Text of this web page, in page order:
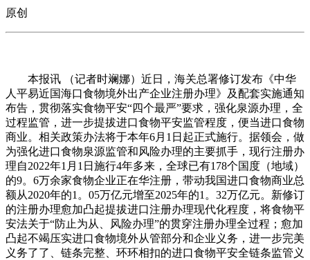
原创
本报讯 （记者时斓娜）近日，海关总署修订发布《中华
人平易近国海口食物境外出产企业注册办理》及配套实施通知
布告，贯彻落实食物平安“四个最严”要求，强化泉源办理，全
过程监管，进一步提拔进口食物平安监管程度，便当进口食物
商业。相关政策办法将于本年6月1日起正式施行。据领会，做
为强化进口食物泉源监管和风险办理的主要抓手，现行注册办
理自2022年1月1日施行4年多来，全球已有178个国度（地域）
的9。6万余家食物企业正在华注册，带动我国进口食物商业总
额从2020年的1。05万亿元增至2025年的1。32万亿元。新修订
的注册办理愈加凸起提拔进口注册办理现代化程度，将食物平
安法关于“防止为从、风险办理”的贯穿注册办理全过程；愈加
凸起不竭压实进口食物境外从管部分和企业义务，进一步完美
义务了了、链条完整、环环相扣的进口食物平安全链条监管义